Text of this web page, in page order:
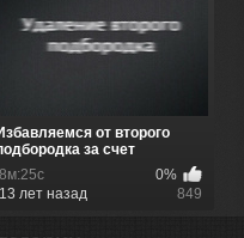
от второго
за счет
липосакции
8м:25с
0%
13 лет назад
849